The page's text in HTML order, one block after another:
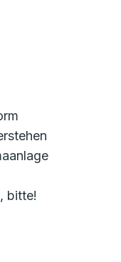
bitte!